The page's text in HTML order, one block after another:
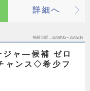
詳細へ
掲載期間 26/08/05～26/08/18
ジャ―候補 ゼロ
ャンス◇希少フ